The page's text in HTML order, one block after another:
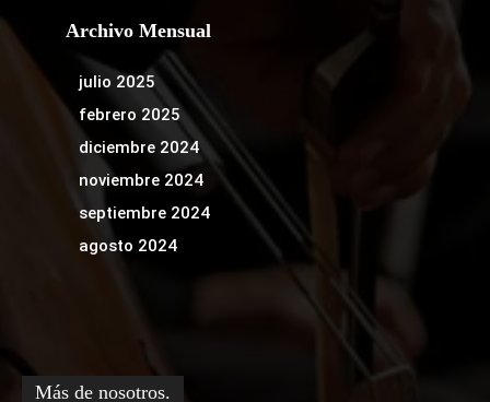
Archivo Mensual
julio 2025
febrero 2025
diciembre 2024
noviembre 2024
septiembre 2024
agosto 2024
Más de nosotros.